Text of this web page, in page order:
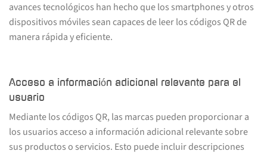
avances tecnológicos han hecho que los smartphones y otros
dispositivos móviles sean capaces de leer los códigos QR de
manera rápida y eficiente.
Acceso a información adicional relevante para el
usuario
Mediante los códigos QR, las marcas pueden proporcionar a
los usuarios acceso a información adicional relevante sobre
sus productos o servicios. Esto puede incluir descripciones